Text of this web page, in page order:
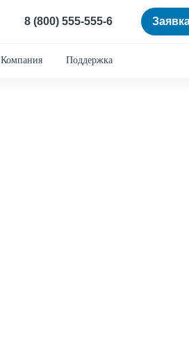
8 (800) 555-555-6
Компания Поддержка